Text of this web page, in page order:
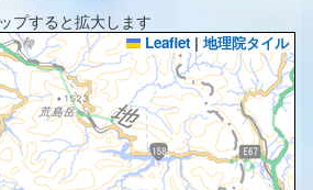
プすると拡大します
Leaflet | 地理院タイル